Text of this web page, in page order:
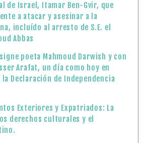
de Israel, Itamar Ben-Gvir, que
a atacar y asesinar a la
incluído al arresto de S.E. el
Abbas
poeta Mahmoud Darwish y con
Arafat, un día como hoy en
Declaración de Independencia
Exteriores y Expatriados: La
derechos culturales y el